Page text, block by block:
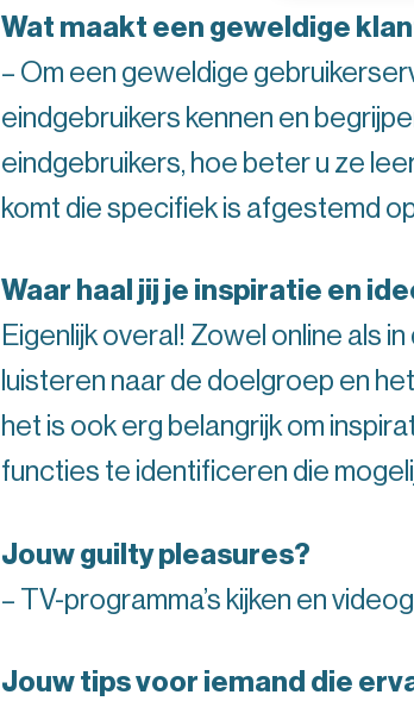
Wat maakt een geweldige
– Om een geweldige
eindgebruikers kennen en
eindgebruikers, hoe beter u ze
komt die specifiek is afgestemd
Waar haal jij je inspiratie en
Eigenlijk overal! Zowel online als
luisteren naar de doelgroep en
het is ook erg belangrijk om
functies te identificeren die
Jouw guilty pleasures?
– TV-programma’s kijken en
Jouw tips voor iemand die